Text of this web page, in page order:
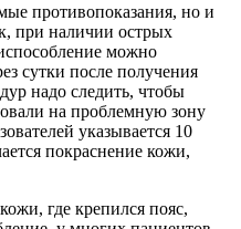
противопоказания, но и
при наличии острых
можно
сутки после получения
надо следить, чтобы
на проблемную зону
указывается 10
покраснение кожи,
где крепился пояс,